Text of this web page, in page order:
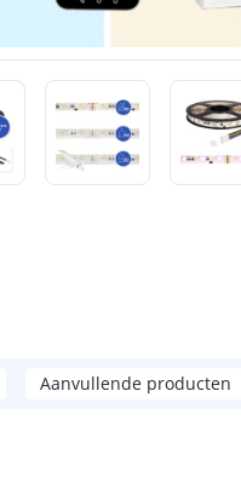
Aanvullende producten